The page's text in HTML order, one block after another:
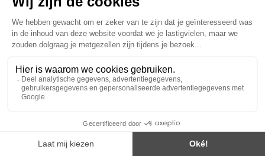
Voedingssupplement dat moet worden geconsumeerd als onderdeel van een gevarieerde,
evenwichtige voeding en een gezonde levensstijl. Aanbevolen dagelijkse dosis niet
overschrijden. Enkel voor volwassenen, buiten het bereik van kinderen houden.